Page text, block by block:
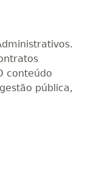
conteúdo
pública,